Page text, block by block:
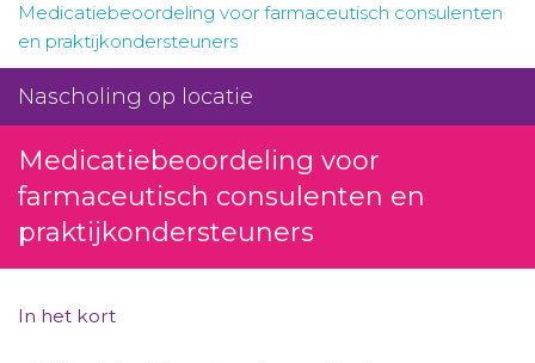
Zorginstellingen
Projecten
Over IVM
Actueel
Medicatiebeoordeling voor farmaceutisch consulenten
en praktijkondersteuners
Nascholing op locatie
Medicatiebeoordeling voor
farmaceutisch consulenten en
praktijkondersteuners
In het kort